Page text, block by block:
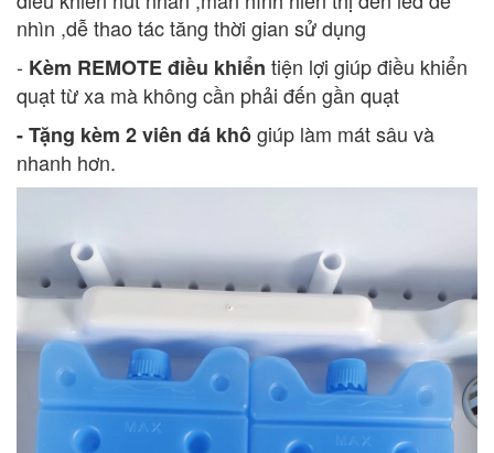
nhìn ,dễ thao tác tăng thời gian sử dụng
- Kèm REMOTE điều khiển tiện lợi giúp điều khiển
quạt từ xa mà không cần phải đến gần quạt
- Tặng kèm 2 viên đá khôgiúp làm mát sâu và
nhanh hơn.